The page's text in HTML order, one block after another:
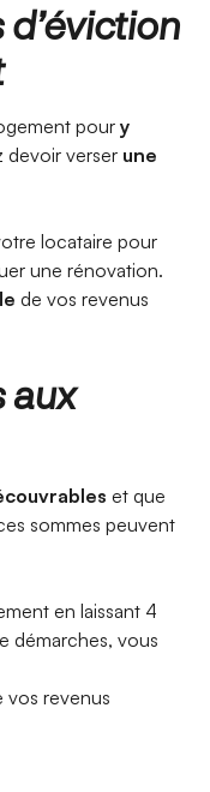
pour y
devoir verser une
locataire pour
une rénovation.
de vos revenus
aux
et que
sommes peuvent
en laissant 4
démarches, vous
revenus